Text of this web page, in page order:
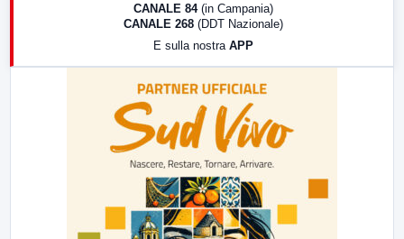
CANALE 84 (in Campania)
CANALE 268 (DDT Nazionale)
E sulla nostra APP